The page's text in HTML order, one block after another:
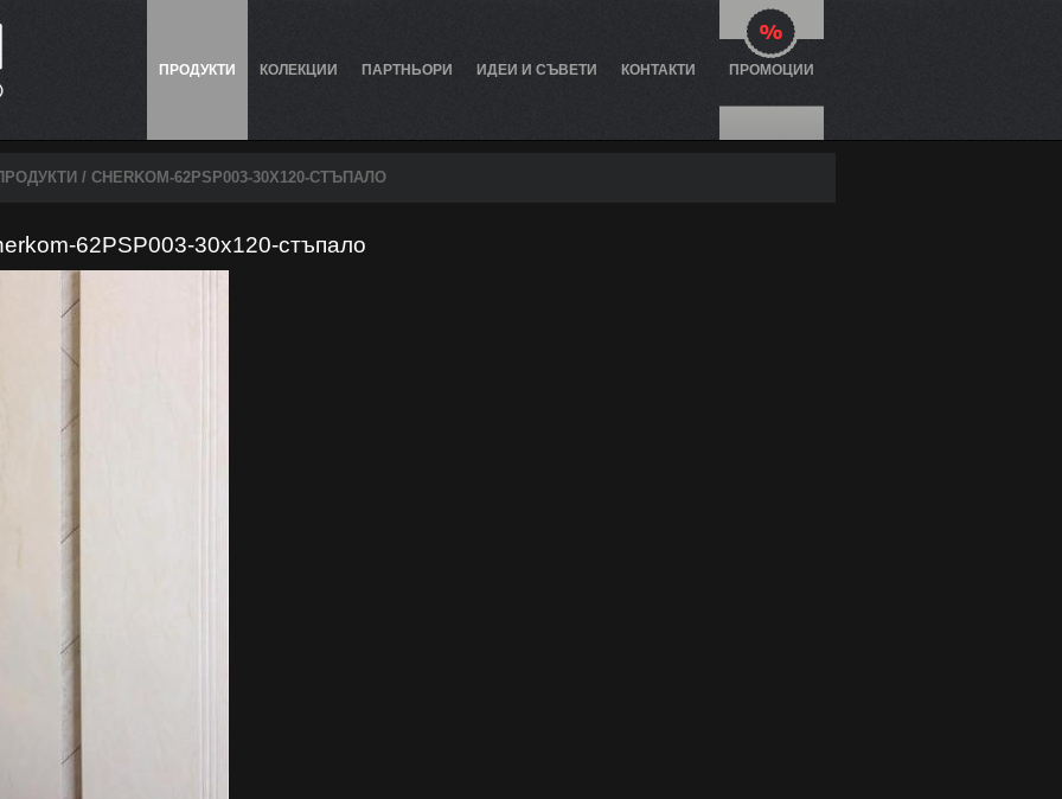
ПРОДУКТИ КОЛЕКЦИИ ПАРТНЬОРИ ИДЕИ И СЪВЕТИ КОНТАКТИ ПРОМОЦИИ
/ CHERKOM-62PSP003-30X120-СТЪПАЛО
62PSP003-30x120-стъпало